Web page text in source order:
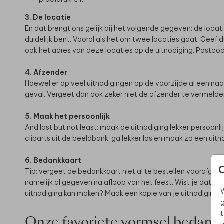
3. De locatie
En dat brengt ons gelijk bij het volgende gegeven: de
duidelijk bent. Vooral als het om twee locaties gaat.
ook het adres van deze locaties op de uitnodiging.
4. Afzender
Hoewel er op veel uitnodigingen op de voorzijde al een
geval. Vergeet dan ook zeker niet de afzender te
5. Maak het persoonlijk
And last but not least: maak de uitnodiging lekker
cliparts uit de beeldbank, ga lekker los en maak zo een
6. Bedankkaart
Tip: vergeet de bedankkaart niet al te bestellen
namelijk al gegeven na afloop van het feest. Wist je dat je
uitnodiging kan maken? Maak een kopie van je uitnodiging